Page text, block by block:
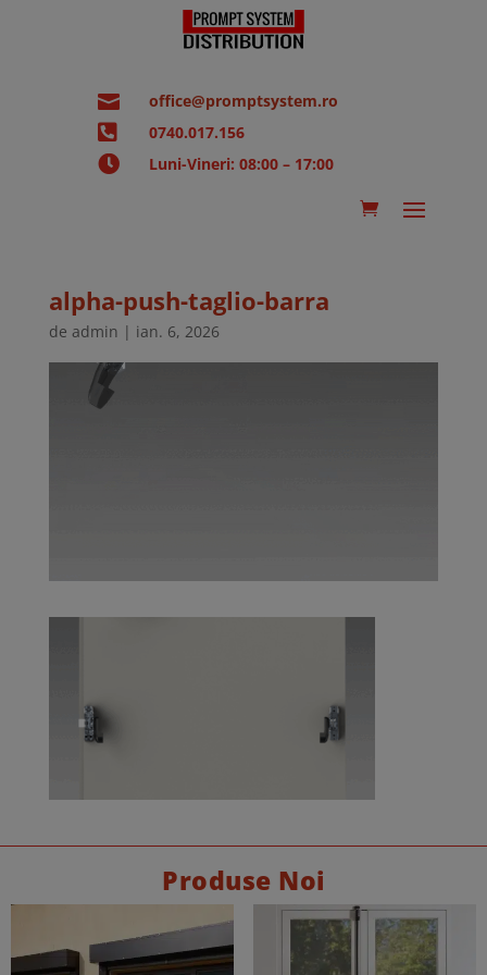
 office@promptsystem.ro
 0740.017.156
 Luni-Vineri: 08:00 – 17:00
alpha-push-taglio-barra
de admin | ian. 6, 2026
Produse Noi